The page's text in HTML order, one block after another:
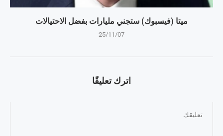
ميتا (فيسبوك) ستجني مليارات بفضل الاحتيالات
25/11/07
اترك تعليقًا